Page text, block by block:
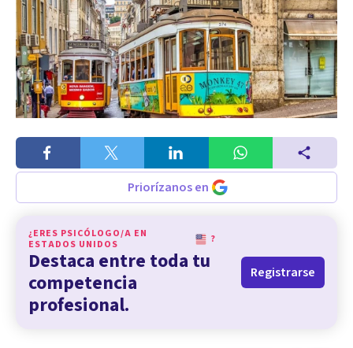
Priorízanos en
¿ERES PSICÓLOGO/A EN
ESTADOS UNIDOS
?
Destaca entre toda tu
competencia
profesional.
Registrarse